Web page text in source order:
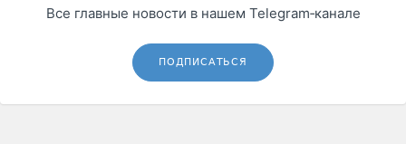
Все главные новости в нашем Telegram‑канале
ПОДПИСАТЬСЯ